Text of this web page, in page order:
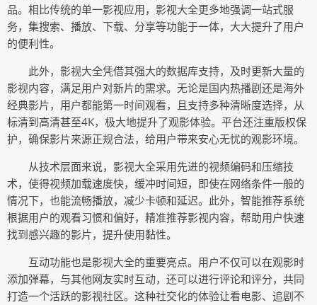
品。相比传统的单一影视应用，影视大全更多地强调一站式服
务，集搜索、播放、下载、分享等功能于一体，大大提升了用户
的便利性。
此外，影视大全凭借其强大的数据库支持，及时更新大量的
影视内容，满足用户对新片的需求。无论是国内热播剧还是海外
经典影片，用户都能第一时间观看，且支持多种清晰度选择，从
标清到高清甚至4K，极大地提升了观影体验。平台还注重版权保
护，确保影片来源正规合法，给用户带来安心无忧的观影环境。
从技术层面来说，影视大全采用先进的视频编码和压缩技
术，使得视频加载速度快，缓冲时间短，即使在网络条件一般的
情况下，也能流畅播放，减少卡顿和延迟。此外，智能推荐系统
根据用户的观看习惯和偏好，精准推荐影视内容，帮助用户快速
找到感兴趣的影片，提升使用黏性。
互动功能也是影视大全的重要亮点。用户不仅可以在观影时
添加弹幕，与其他网友实时互动，还可以进行评论和评分，共同
打造一个活跃的影视社区。这种社交化的体验让看电影、追剧不